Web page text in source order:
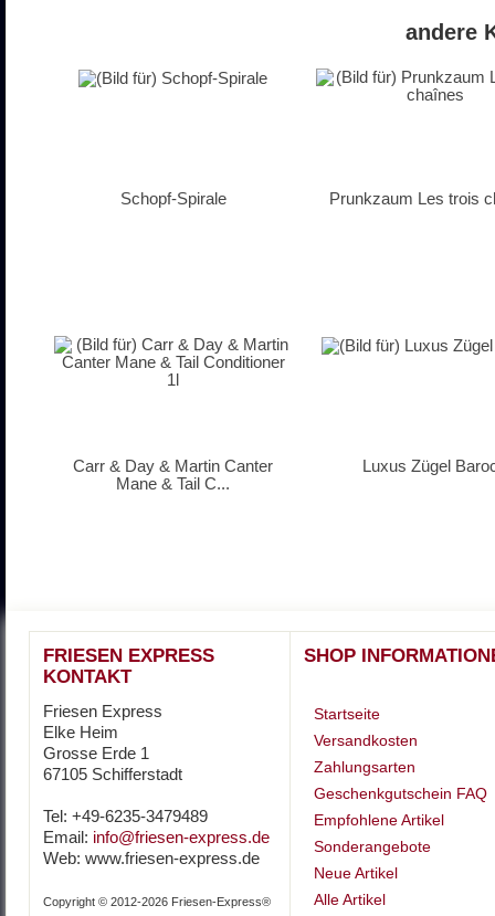
andere
Schopf-Spirale Prunkzaum Les trois
Carr & Day & Martin Canter
Mane & Tail C...
Luxus Zügel
FRIESEN EXPRESS
KONTAKT
SHOP
Friesen Express
Elke Heim
Grosse Erde 1
67105 Schifferstadt
Tel: +49-6235-3479489
Email: info@friesen-express.de
Web: www.friesen-express.de
Copyright © 2012-2026 Friesen-Express®
Startseite
Versandkosten
Zahlungsarten
Geschenkgutschein FAQ
Empfohlene Artikel
Sonderangebote
Neue Artikel
Alle Artikel